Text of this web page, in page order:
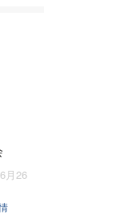
01-10
月26